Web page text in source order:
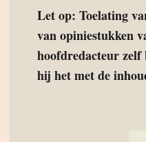
Let op: Toelating
van opiniestukken
hoofdredacteur zelf
hij het met de